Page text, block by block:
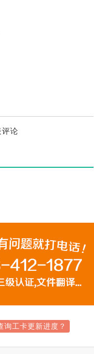
评论
询工卡更新进度？